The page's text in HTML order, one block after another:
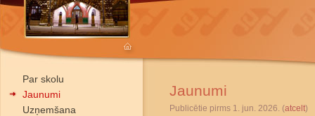
Par skolu
Jaunumi
Uzņemšana
Jaunumi
Publicētie pirms 1. jun. 2026. (atcelt)